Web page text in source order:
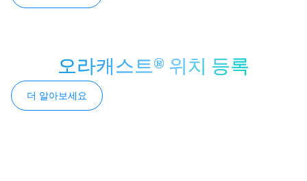
오라캐스트® 위치 등록
더 알아보세요